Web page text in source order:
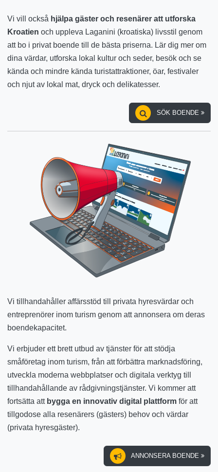
Vi vill också hjälpa gäster och resenärer att utforska
Kroatien och uppleva Laganini (kroatiska) livsstil genom
att bo i privat boende till de bästa priserna. Lär dig mer om
dina värdar, utforska lokal kultur och seder, besök och se
kända och mindre kända turistattraktioner, öar, festivaler
och njut av lokal mat, dryck och delikatesser.
SÖK BOENDE
Vi tillhandahåller affärsstöd till privata hyresvärdar och
entreprenörer inom turism genom att annonsera om deras
boendekapacitet.
Vi erbjuder ett brett utbud av tjänster för att stödja
småföretag inom turism, från att förbättra marknadsföring,
utveckla moderna webbplatser och digitala verktyg till
tillhandahållande av rådgivningstjänster. Vi kommer att
fortsätta att bygga en innovativ digital plattform för att
tillgodose alla resenärers (gästers) behov och värdar
(privata hyresgäster).
ANNONSERA BOENDE